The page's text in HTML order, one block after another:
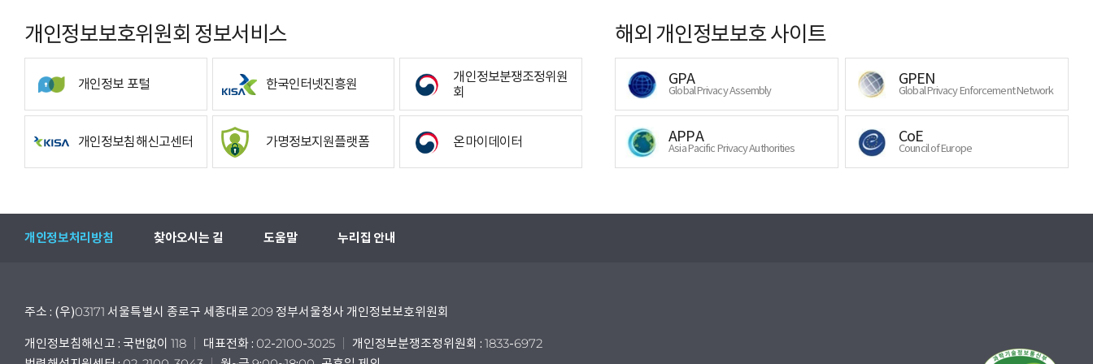
개인정보보호위원회 정보서비스
개인정보 포털 한국인터넷진흥원
개인정보분쟁조정위원
회
개인정보침해신고센터 가명정보지원플랫폼 온마이데이터
해외 개인정보보호 사이트
GPA
Global Privacy Assembly
GPEN
Global Privacy Enforcement Network
APPA
Asia Pacific Privacy Authorities
CoE
Council of Europe
개인정보처리방침 찾아오시는 길 도움말 누리집 안내
주소 : (우)03171 서울특별시 종로구 세종대로 209 정부서울청사 개인정보보호위원회
개인정보침해신고 : 국번없이 118 대표전화 : 02-2100-3025
개인정보분쟁조정위원회 : 1833-6972